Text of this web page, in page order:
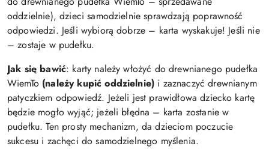
oddzielnie), dzieci samodzielnie sprawdzają poprawność
odpowiedzi. Jeśli wybiorą dobrze – karta wyskakuje! Jeśli nie
– zostaje w pudełku.
Jak się bawić: karty należy włożyć do drewnianego pudełka
WiemTo (należy kupić oddzielnie) i zaznaczyć drewnianym
patyczkiem odpowiedź. Jeżeli jest prawidłowa dziecko kartę
będzie mogło wyjąć; jeżeli błędna – karta zostanie w
pudełku. Ten prosty mechanizm, da dzieciom poczucie
sukcesu i zachęci do samodzielnego myślenia.